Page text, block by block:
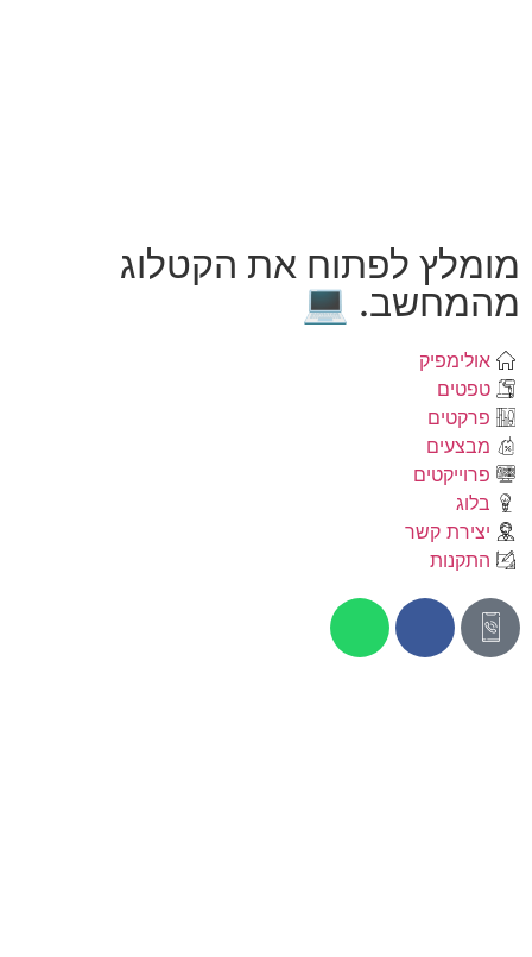
מומלץ לפתוח את הקטלוג
מהמחשב. 💻
אולימפיק
טפטים
פרקטים
מבצעים
פרוייקטים
בלוג
יצירת קשר
התקנות